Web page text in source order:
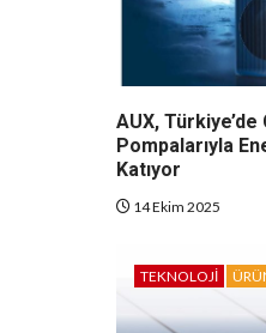
AUX,
Pompalarıyla
Katıyor
14 Ekim 2025
TEKNOLOJI